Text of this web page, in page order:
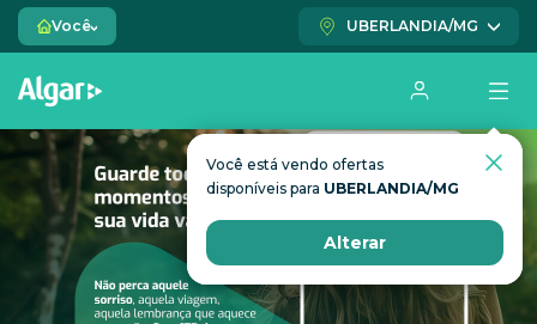
Você UBERLANDIA/MG
Você está vendo ofertas
disponíveis para UBERLANDIA/MG
Alterar
Você está vendo ofertas
disponíveis para UBERLANDIA/MG
Alterar